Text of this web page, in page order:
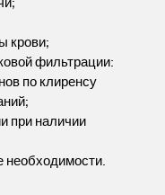
крови;
фильтрации:
по клиренсу
при наличии
необходимости.